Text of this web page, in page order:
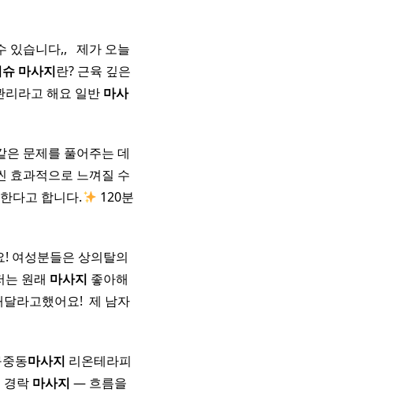
있습니다,, ​ ​ 제가 오늘
슈 마사지란? 근육 깊은
리라고 해요 일반 마사
은 문제를 풀어주는 데
효과적으로 느껴질 수
다고 합니다.
120분
여성분들은 상의탈의
는 원래 마사지 좋아해
라고했어요! ​ 제 남자
동마사지 리온테라피
경락 마사지 — 흐름을